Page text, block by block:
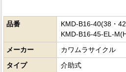
品番
KMD-B16-40(38・
KMD-B16-45-EL-
メーカー
カワムラサイクル
タイプ
介助式